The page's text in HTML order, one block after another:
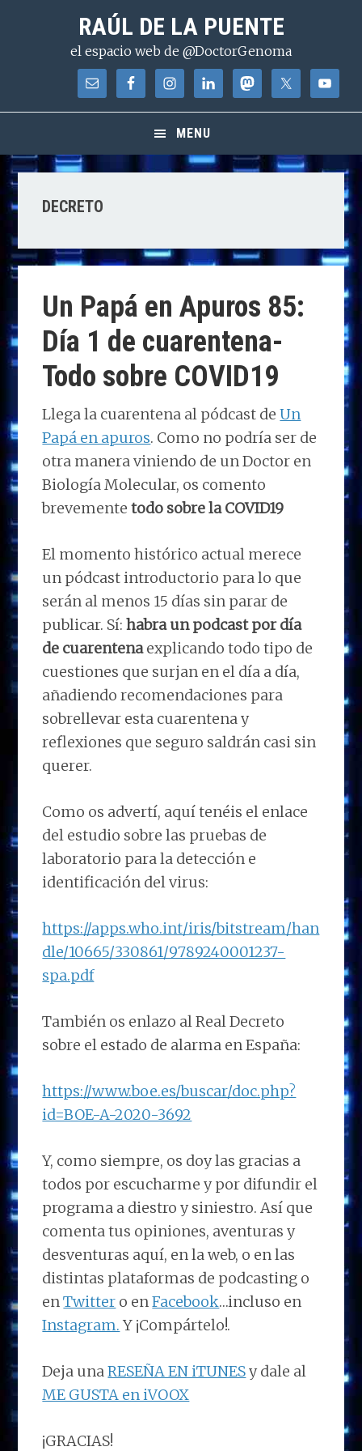
contenido
RAÚL DE LA PUENTE
el espacio web de @DoctorGenoma
MENU
DECRETO
Un Papá en Apuros 85:
Día 1 de cuarentena-
Todo sobre COVID19
Llega la cuarentena al pódcast deUn
Papá en apuros. Como no podría ser de
otra manera viniendo de un Doctor en
Biología Molecular, os comento
brevemente todo sobre la COVID19
El momento histórico actual merece
un pódcast introductorio para lo que
serán al menos 15 días sin parar de
publicar. Sí:habra un podcast por día
de cuarentenaexplicando todo tipo de
cuestiones que surjan en el día a día,
añadiendo recomendaciones para
sobrellevar esta cuarentena y
reflexiones que seguro saldrán casi sin
querer.
Como os advertí, aquí tenéis el enlace
del estudio sobre las pruebas de
laboratorio para la detección e
identificación del virus:
https://apps.who.int/iris/bitstream/han
dle/10665/330861/9789240001237-
spa.pdf
También os enlazo al Real Decreto
sobre el estado de alarma en España:
https://www.boe.es/buscar/doc.php?
id=BOE-A-2020-3692
Y, como siempre, os doy las gracias a
todos por escucharme y por difundir el
programa a diestro y siniestro. Así que
comenta tus opiniones, aventuras y
desventuras aquí, en la web, o en las
distintas plataformas de podcasting o
enTwitter o enFacebook…incluso en
Instagram. Y ¡Compártelo!.
Deja unaRESEÑA EN iTUNESy dale al
ME GUSTA en iVOOX
¡GRACIAS!